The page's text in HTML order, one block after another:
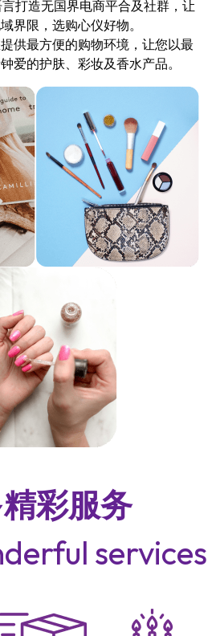
打造无国界电商平合及社群，让
界限，选购心仪好物。
供最方便的购物环境，让您以最
爱的护肤、彩妆及香水产品。
彩服务
services